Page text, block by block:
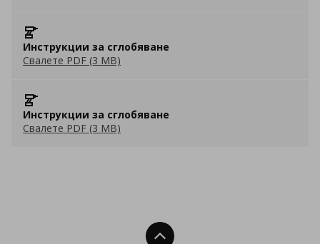
Инструкции за сглобяване
Свалете PDF (3 MB)
Инструкции за сглобяване
Свалете PDF (3 MB)
Нагоре